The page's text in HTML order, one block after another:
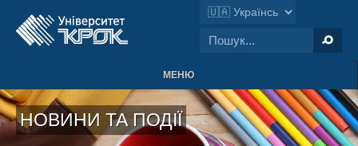
МЕНЮ
НОВИНИ ТА ПОДІЇ